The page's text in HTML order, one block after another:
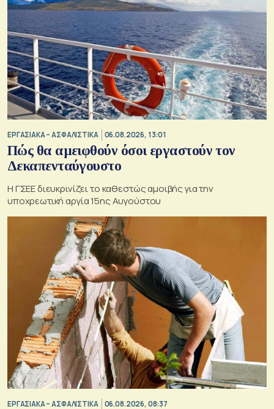
ΕΡΓΑΣΙΑΚΑ – ΑΣΦΑΛΙΣΤΙΚΑ 06.08.2026, 13:01
Πώς θα αμειφθούν όσοι εργαστούν τον
Δεκαπενταύγουστο
Η ΓΣΕΕ διευκρινίζει το καθεστώς αμοιβής για την
υποχρεωτική αργία 15ης Αυγούστου
ΕΡΓΑΣΙΑΚΑ – ΑΣΦΑΛΙΣΤΙΚΑ 06.08.2026, 08:37